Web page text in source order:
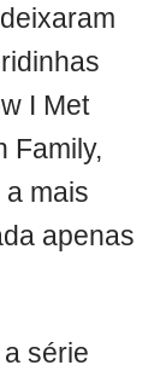
I Met
Family,
mais
apenas
série